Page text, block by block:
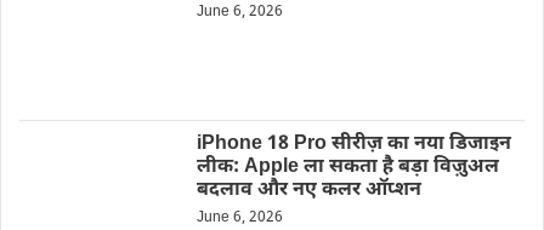
June 6, 2026
iPhone 18 Pro सीरीज़ का नया डिजाइन
लीक: Apple ला सकता है बड़ा विज़ुअल
बदलाव और नए कलर ऑप्शन
June 6, 2026